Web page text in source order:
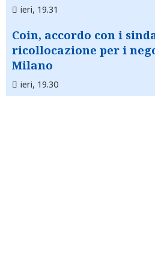
ieri, 19.31
Coin, accordo con i
ricollocazione per i
Milano
ieri, 19.30